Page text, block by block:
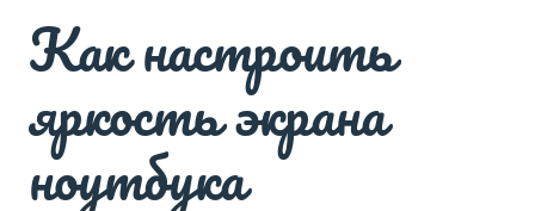
Как настроить
яркость экрана
ноутбука